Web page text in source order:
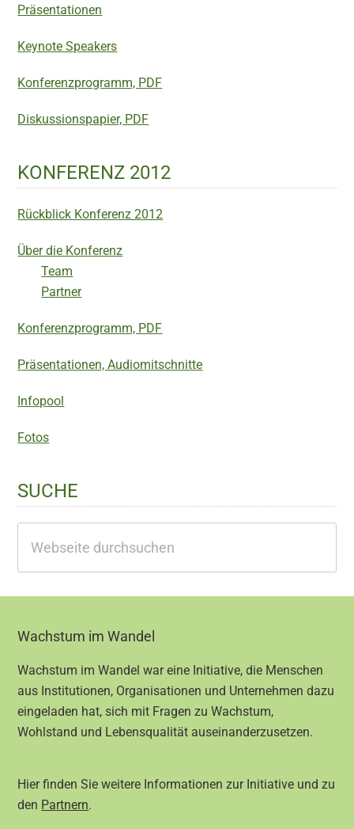
Präsentationen
Keynote Speakers
Konferenzprogramm, PDF
Diskussionspapier, PDF
KONFERENZ 2012
Rückblick Konferenz 2012
Über die Konferenz
Team
Partner
Konferenzprogramm, PDF
Präsentationen, Audiomitschnitte
Infopool
Fotos
SUCHE
durchsuchen
Footer
Wachstum im Wandel
Wachstum im Wandel war eine Initiative, die Menschen
aus Institutionen, Organisationen und Unternehmen dazu
eingeladen hat, sich mit Fragen zu Wachstum,
Wohlstand und Lebensqualität auseinanderzusetzen.
Hier finden Sie weitere Informationen zur Initiative und zu
den Partnern.